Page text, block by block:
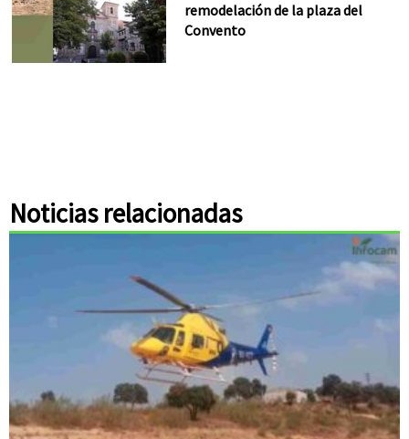
remodelación de la plaza del
Convento
Noticias relacionadas